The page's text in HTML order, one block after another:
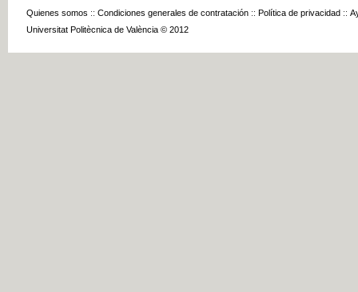
Quienes somos :: Condiciones generales de contratación :: Política de privacidad ::
Universitat Politècnica de València © 2012